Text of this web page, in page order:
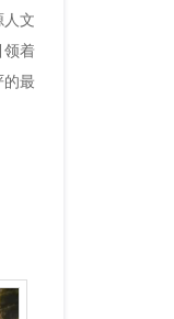
人文
领着
的最